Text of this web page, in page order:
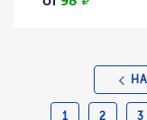
1 2 3